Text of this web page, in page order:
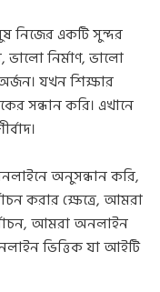
নিজের একটি সুন্দর
ভালো নির্মাণ, ভালো
যখন শিক্ষার
সন্ধান করি। এখানে
অনুসন্ধান করি,
করার ক্ষেত্রে, আমরা
আমরা অনলাইন
ভিত্তিক যা আইটি